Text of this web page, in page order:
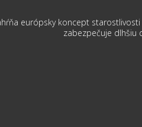
európsky koncept
zabezpečuje dlhšiu